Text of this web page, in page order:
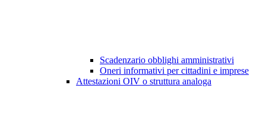
Scadenzario obblighi amministrativi
Oneri informativi per cittadini e imprese
Attestazioni OIV o struttura analoga